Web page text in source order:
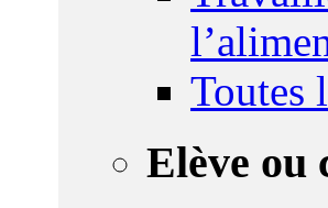
Toutes
Elève ou